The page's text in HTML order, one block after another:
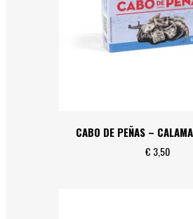
CABO DE PEÑAS –
€ 3,50